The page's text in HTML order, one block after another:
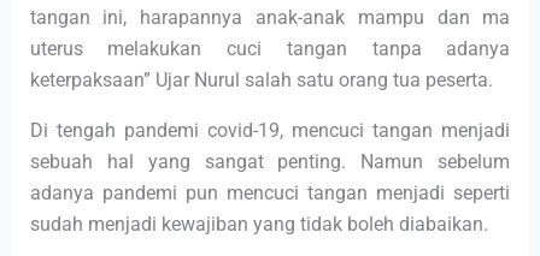
tangan ini, harapannya anak-anak mampu dan ma
uterus melakukan cuci tangan tanpa adanya
keterpaksaan” Ujar Nurul salah satu orang tua peserta.
Di tengah pandemi covid-19, mencuci tangan menjadi
sebuah hal yang sangat penting. Namun sebelum
adanya pandemi pun mencuci tangan menjadi seperti
sudah menjadi kewajiban yang tidak boleh diabaikan.